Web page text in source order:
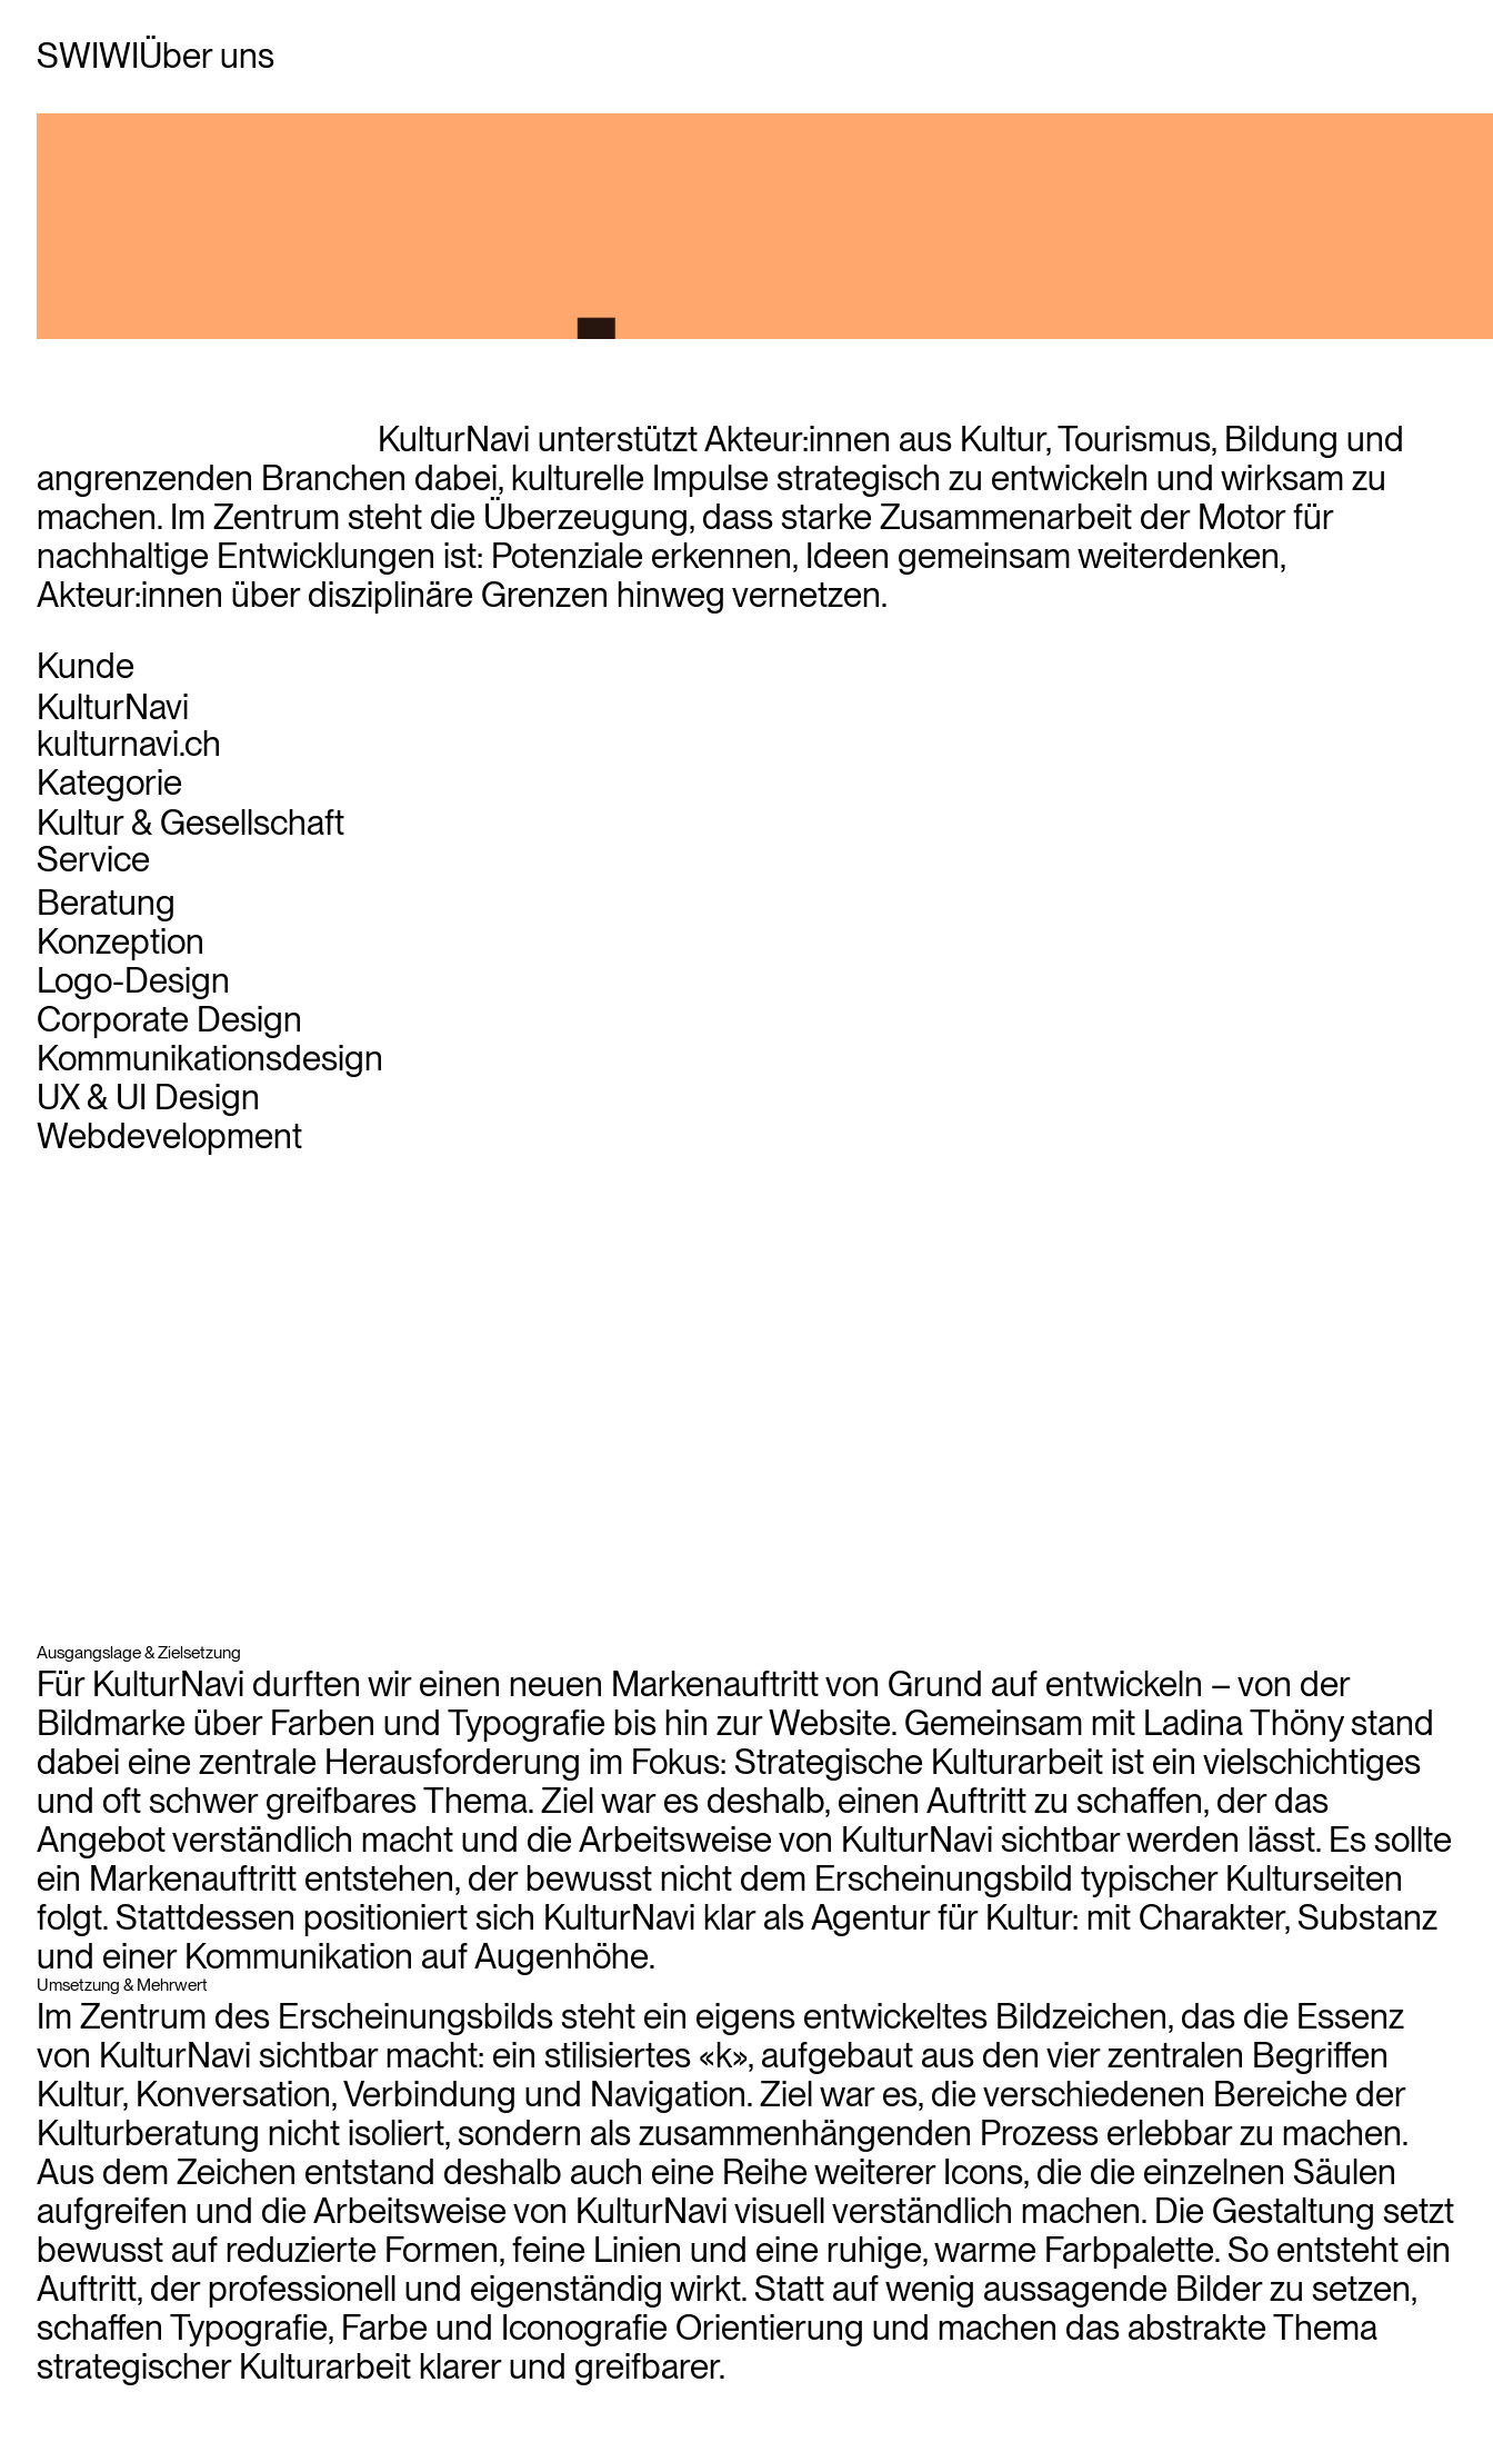
SWIWIÜber uns
KulturNavi unterstützt Akteur:innen aus Kultur, Tourismus, Bildung und
angrenzenden Branchen dabei, kulturelle Impulse strategisch zu entwickeln und wirksam zu
machen. Im Zentrum steht die Überzeugung, dass starke Zusammenarbeit der Motor für
nachhaltige Entwicklungen ist: Potenziale erkennen, Ideen gemeinsam weiterdenken,
Akteur:innen über disziplinäre Grenzen hinweg vernetzen.
Kunde
KulturNavi
kulturnavi.ch
Kategorie
Kultur & Gesellschaft
Service
Beratung
Konzeption
Logo-Design
Corporate Design
Kommunikationsdesign
UX & UI Design
Webdevelopment
Ausgangslage & Zielsetzung
Für KulturNavi durften wir einen neuen Markenauftritt von Grund auf entwickeln – von der
Bildmarke über Farben und Typografie bis hin zur Website. Gemeinsam mit Ladina Thöny stand
dabei eine zentrale Herausforderung im Fokus: Strategische Kulturarbeit ist ein vielschichtiges
und oft schwer greifbares Thema. Ziel war es deshalb, einen Auftritt zu schaffen, der das
Angebot verständlich macht und die Arbeitsweise von KulturNavi sichtbar werden lässt. Es sollte
ein Markenauftritt entstehen, der bewusst nicht dem Erscheinungsbild typischer Kulturseiten
folgt. Stattdessen positioniert sich KulturNavi klar als Agentur für Kultur: mit Charakter, Substanz
und einer Kommunikation auf Augenhöhe.
Umsetzung & Mehrwert
Im Zentrum des Erscheinungsbilds steht ein eigens entwickeltes Bildzeichen, das die Essenz
von KulturNavi sichtbar macht: ein stilisiertes «k», aufgebaut aus den vier zentralen Begriffen
Kultur, Konversation, Verbindung und Navigation. Ziel war es, die verschiedenen Bereiche der
Kulturberatung nicht isoliert, sondern als zusammenhängenden Prozess erlebbar zu machen.
Aus dem Zeichen entstand deshalb auch eine Reihe weiterer Icons, die die einzelnen Säulen
aufgreifen und die Arbeitsweise von KulturNavi visuell verständlich machen. Die Gestaltung setzt
bewusst auf reduzierte Formen, feine Linien und eine ruhige, warme Farbpalette. So entsteht ein
Auftritt, der professionell und eigenständig wirkt. Statt auf wenig aussagende Bilder zu setzen,
schaffen Typografie, Farbe und Iconografie Orientierung und machen das abstrakte Thema
strategischer Kulturarbeit klarer und greifbarer.